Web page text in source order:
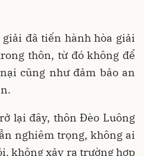
giải đã tiến hành hòa giải
thôn, từ đó không để
cũng như đảm bảo an
lại đây, thôn Đèo Luông
nghiêm trọng, không ai
không xảy ra trường hợp